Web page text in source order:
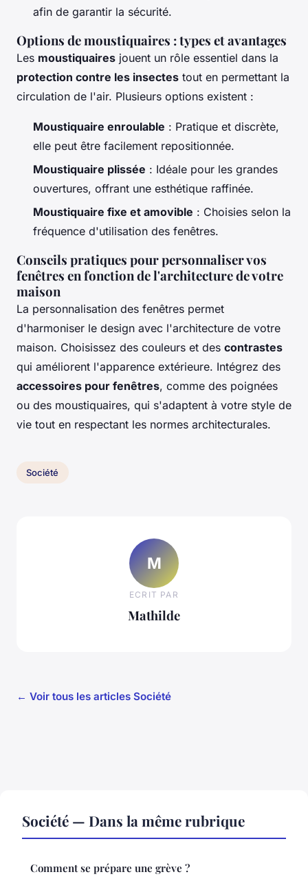
afin de garantir la sécurité.
Options de moustiquaires : types et avantages
Les moustiquaires jouent un rôle essentiel dans la
protection contre les insectes tout en permettant la
circulation de l'air. Plusieurs options existent :
Moustiquaire enroulable : Pratique et discrète,
elle peut être facilement repositionnée.
Moustiquaire plissée : Idéale pour les grandes
ouvertures, offrant une esthétique raffinée.
Moustiquaire fixe et amovible : Choisies selon la
fréquence d'utilisation des fenêtres.
Conseils pratiques pour personnaliser vos
fenêtres en fonction de l'architecture de votre
maison
La personnalisation des fenêtres permet
d'harmoniser le design avec l'architecture de votre
maison. Choisissez des couleurs et des contrastes
qui améliorent l'apparence extérieure. Intégrez des
accessoires pour fenêtres, comme des poignées
ou des moustiquaires, qui s'adaptent à votre style de
vie tout en respectant les normes architecturales.
Société
M
ECRIT PAR
Mathilde
← Voir tous les articles Société
Société — Dans la même rubrique
Comment se prépare une grève ?